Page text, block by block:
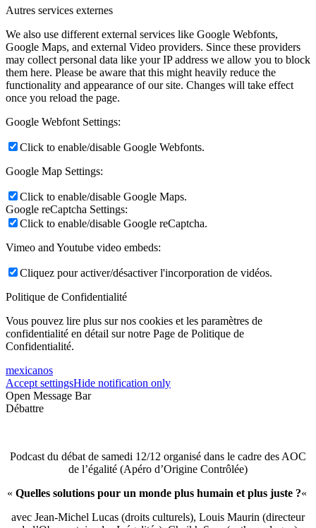
Autres services externes
We also use different external services like Google Webfonts,
Google Maps, and external Video providers. Since these providers
may collect personal data like your IP address we allow you to block
them here. Please be aware that this might heavily reduce the
functionality and appearance of our site. Changes will take effect
once you reload the page.
Google Webfont Settings:
Click to enable/disable Google Webfonts.
Google Map Settings:
Click to enable/disable Google Maps.
Google reCaptcha Settings:
Click to enable/disable Google reCaptcha.
Vimeo and Youtube video embeds:
Cliquez pour activer/désactiver l'incorporation de vidéos.
Politique de Confidentialité
Vous pouvez lire plus sur nos cookies et les paramètres de
confidentialité en détail sur notre Page de Politique de
Confidentialité.
mexicanos
Accept settingsHide notification only
Open Message Bar
Débattre
Podcast du débat de samedi 12/12 organisé dans le cadre des AOC
de l’égalité (Apéro d’Origine Contrôlée)
« Quelles solutions pour un monde plus humain et plus juste ?«
avec Jean-Michel Lucas (droits culturels), Louis Maurin (directeur